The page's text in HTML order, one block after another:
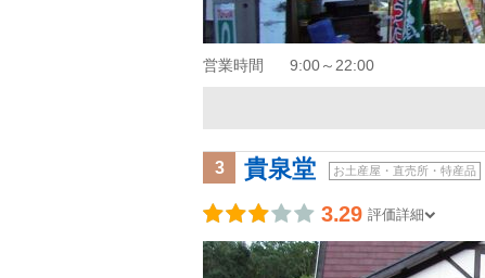
営業時間 9:00～22:00
3 貴泉堂 お土産屋・直売所・特産品
3.29 評価詳細